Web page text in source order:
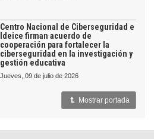
Centro Nacional de Ciberseguridad e
Ideice firman acuerdo de
cooperación para fortalecer la
ciberseguridad en la investigación y
gestión educativa
jueves, 09 de julio de 2026
Mostrar portada